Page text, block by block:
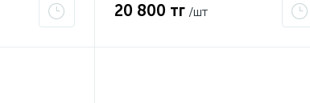
20 800 тг /шт